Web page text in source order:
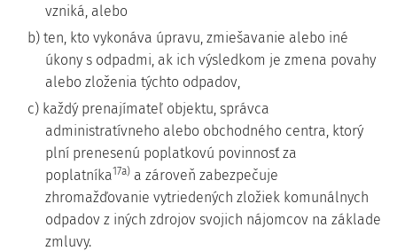
vzniká, alebo
b) ten, kto vykonáva úpravu, zmiešavanie alebo iné
úkony s odpadmi, ak ich výsledkom je zmena povahy
alebo zloženia týchto odpadov,
c) každý prenajímateľ objektu, správca
administratívneho alebo obchodného centra, ktorý
plní prenesenú poplatkovú povinnosť za
poplatníka17a) a zároveň zabezpečuje
zhromažďovanie vytriedených zložiek komunálnych
odpadov z iných zdrojov svojich nájomcov na základe
zmluvy.